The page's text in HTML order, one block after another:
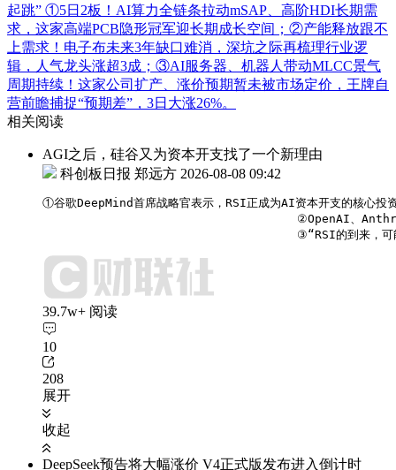
起跳” ①5日2板！AI算力全链条拉动mSAP、高阶HDI长期需
求，这家高端PCB隐形冠军迎长期成长空间；②产能释放跟不
上需求！电子布未来3年缺口难消，深坑之际再梳理行业逻
辑，人气龙头涨超3成；③AI服务器、机器人带动MLCC景气
周期持续！这家公司扩产、涨价预期暂未被市场定价，王牌自
营前瞻捕捉“预期差”，3日大涨26%。
相关阅读
AGI之后，硅谷又为资本开支找了一个新理由
科创板日报 郑远方 2026-08-08 09:42
①谷歌DeepMind首席战略官表示，RSI正成为AI资本开支的核心投
②OpenAI、
③“RSI的到来，可能
39.7w+ 阅读
10
208
展开
收起
DeepSeek预告将大幅涨价 V4正式版发布进入倒计时